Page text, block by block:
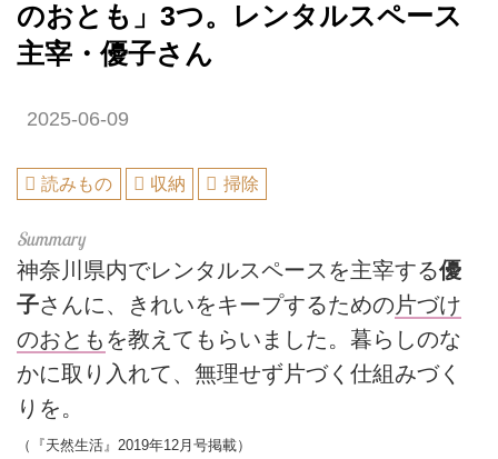
のおとも」3つ。レンタルスペース
主宰・優子さん
2025-06-09
読みもの 収納 掃除
神奈川県内でレンタルスペースを主宰する優
子さんに、きれいをキープするための片づけ
のおとも を教えてもらいました。暮らしのな
かに取り入れて、無理せず片づく仕組みづく
りを。
（『天然生活』2019年12月号掲載）